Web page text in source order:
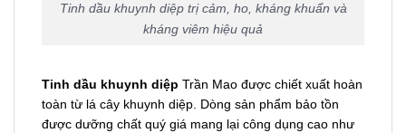
Tinh dầu khuynh diệp trị cảm, ho, kháng khuẩn và
kháng viêm hiệu quả
Tinh dầu khuynh diệp Trần Mao được chiết xuất hoàn
toàn từ lá cây khuynh diệp. Dòng sản phẩm bảo tồn
được dưỡng chất quý giá mang lại công dụng cao như